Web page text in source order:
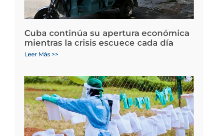
Cuba continúa su apertura económica
mientras la crisis escuece cada día
Leer Más >>